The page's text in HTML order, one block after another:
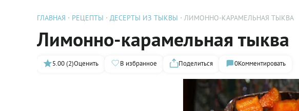
ГЛАВНАЯ РЕЦЕПТЫ ДЕСЕРТЫ ИЗ ТЫКВЫ ЛИМОННО-КАРАМЕЛЬНАЯ ТЫКВА
Лимонно-карамельная тыква
5.00 (2)Оценить В избранное Поделиться 0Комментировать